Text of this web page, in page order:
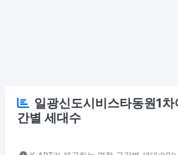
일광신도시비스타동원1
간별 세대수